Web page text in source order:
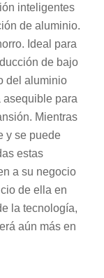
inteligentes
de aluminio.
Ideal para
de bajo
del aluminio
asequible para
Mientras
y se puede
estas
a su negocio
de ella en
la tecnología,
aún más en